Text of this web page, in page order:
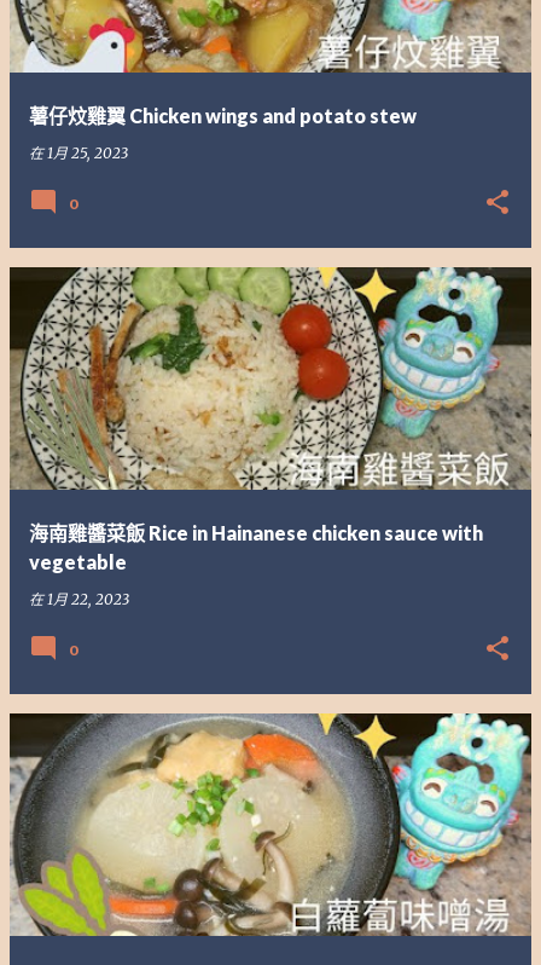
薯仔炆雞翼 Chicken wings and potato stew
在1月 25, 2023
0
海南雞醬菜飯 Rice in Hainanese chicken sauce with
vegetable
在1月 22, 2023
0